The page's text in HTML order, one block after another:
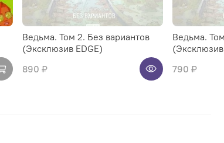
Ведьма. Том 2. Без вариантов
(Эксклюзив EDGE)
890 ₽
Ведьма.
(Эксклюзив
790 ₽